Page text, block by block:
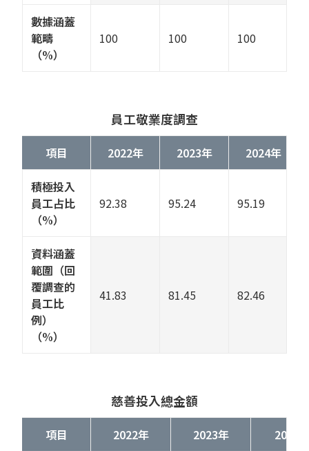
數據涵蓋
範疇
（%）
100 100 100
員工敬業度調查
項目 2022年 2023年 2024年
積極投入
員工占比
（%）
92.38 95.24 95.19
資料涵蓋
範圍（回
覆調查的
員工比
例）
（%）
41.83 81.45 82.46
慈善投入總金額
項目 2022年 2023年 2024